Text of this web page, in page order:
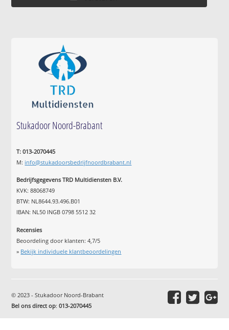
Stukadoor Noord-Brabant
T: 013-2070445
M: info@stukadoorsbedrijfnoordbrabant.nl
Bedrijfsgegevens TRD Multidiensten B.V.
KVK: 88068749
BTW: NL8644.93.496.B01
IBAN: NL50 INGB 0798 5512 32
Recensies
Beoordeling door klanten:4,7/5
» Bekijk individuele klantbeoordelingen
© 2023 - Stukadoor Noord-Brabant
Bel ons direct op:013-2070445